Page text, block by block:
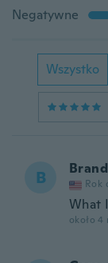
Negatywne
Wszystko
B Rok
What
około 4